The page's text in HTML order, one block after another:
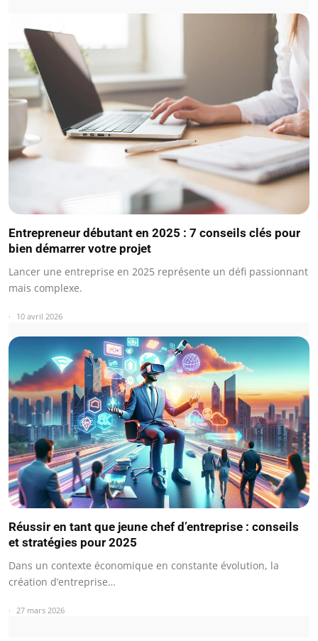
Entrepreneur débutant en 2025 : 7 conseils clés pour
bien démarrer votre projet
Lancer une entreprise en 2025 représente un défi passionnant
mais complexe.
10 avril 2026
Réussir en tant que jeune chef d’entreprise : conseils
et stratégies pour 2025
Dans un contexte économique en constante évolution, la
création d’entreprise…
27 mars 2026